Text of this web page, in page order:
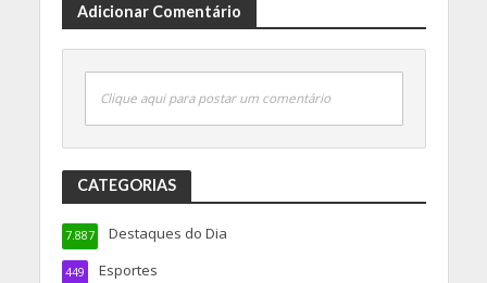
Adicionar Comentário
Clique aqui para postar um comentário
CATEGORIAS
Destaques do Dia
7.887
Esportes
449